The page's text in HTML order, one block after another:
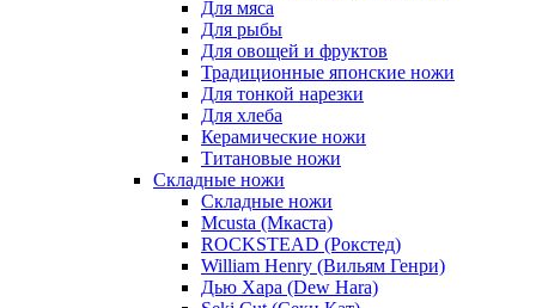
Для мяса
Для рыбы
Для овощей и фруктов
Традиционные японские ножи
Для тонкой нарезки
Для хлеба
Керамические ножи
Титановые ножи
Складные ножи
Складные ножи
Mcusta (Мкаста)
ROCKSTEAD (Рокстед)
William Henry (Вильям Генри)
Дью Хара (Dew Hara)